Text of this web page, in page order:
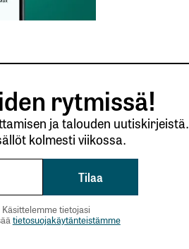
rytmissä!
ja talouden uutiskirjeistä.
kolmesti viikossa.
tietojasi
tietosuojakäytänteistämme